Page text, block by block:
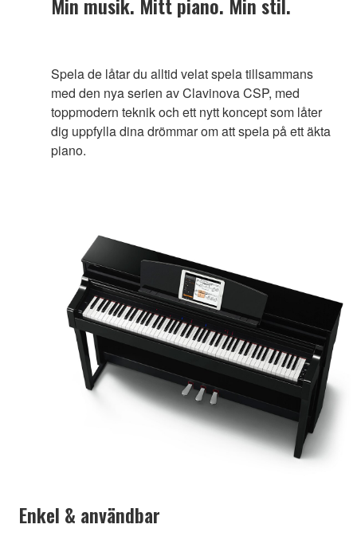
Min musik. Mitt piano. Min stil.
Spela de låtar du alltid velat spela tillsammans
med den nya serien av Clavinova CSP, med
toppmodern teknik och ett nytt koncept som låter
dig uppfylla dina drömmar om att spela på ett äkta
piano.
Enkel & användbar